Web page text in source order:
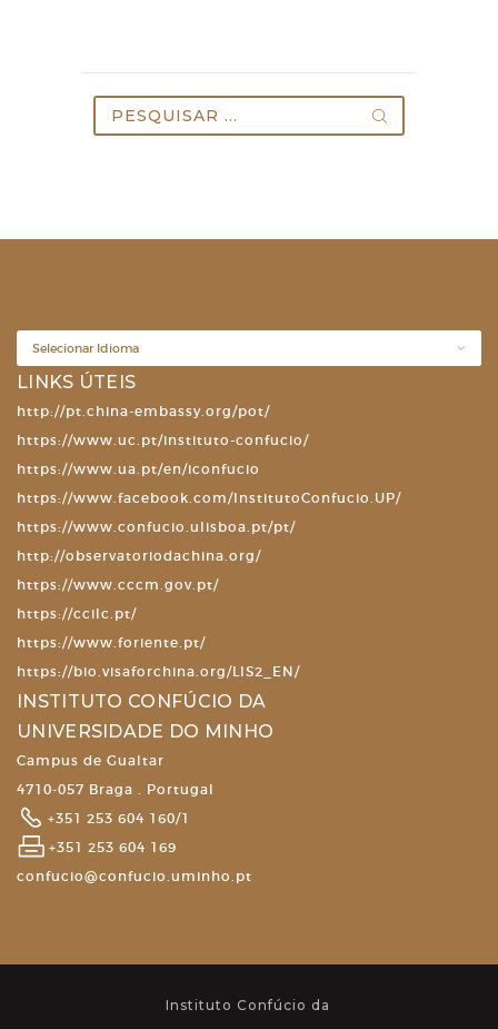
por:
LINKS ÚTEIS
http://pt.china-embassy.org/pot/
https://www.uc.pt/instituto-confucio/
https://www.ua.pt/en/iconfucio
https://www.facebook.com/InstitutoConfucio.UP/
https://www.confucio.ulisboa.pt/pt/
http://observatoriodachina.org/
https://www.cccm.gov.pt/
https://ccilc.pt/
https://www.foriente.pt/
https://bio.visaforchina.org/LIS2_EN/
INSTITUTO CONFÚCIO DA
UNIVERSIDADE DO MINHO
Campus de Gualtar
4710-057 Braga . Portugal
+351 253 604 160/1
+351 253 604 169
confucio@confucio.uminho.pt
Instituto Confúcio da